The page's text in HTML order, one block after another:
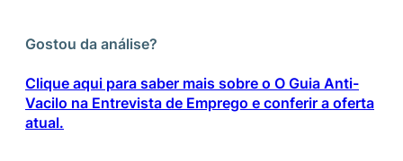
Gostou da análise?
Clique aqui para saber mais sobre o O Guia Anti-
Vacilo na Entrevista de Emprego e conferir a oferta
atual.